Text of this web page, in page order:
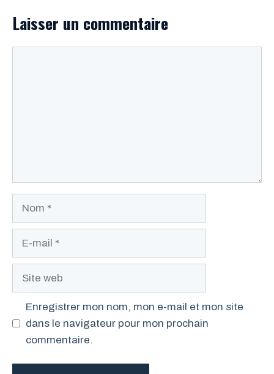
Laisser un commentaire
Enregistrer mon nom, mon e-mail et mon site
dans le navigateur pour mon prochain
commentaire.